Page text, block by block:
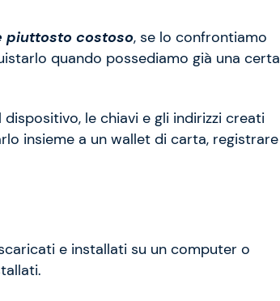
piuttosto costoso, se lo confrontiamo
quando possediamo già una certa
le chiavi e gli indirizzi creati
insieme a un wallet di carta, registrare
e installati su un computer o